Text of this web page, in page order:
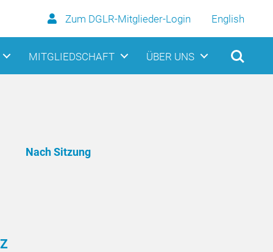
Zum DGLR-Mitglieder-Login English
MITGLIEDSCHAFT ÜBER UNS
Nach Sitzung
Z